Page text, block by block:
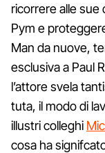
ricorrere alle
Pym e
Man da nuove,
esclusiva a Paul
l’attore svela
tuta, il modo di
illustri colleghi
cosa ha